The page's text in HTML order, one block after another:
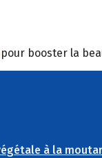
pour booster la
à la